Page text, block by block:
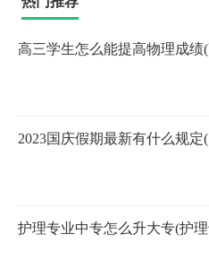
高三学生怎么能提高物理成
2023国庆假期最新有什么规
护理专业中专怎么升大专(护